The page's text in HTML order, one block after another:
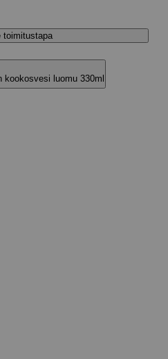
toimitustapa
kookosvesi luomu 330ml